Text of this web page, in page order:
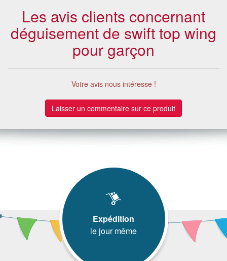
Les avis clients concernant
déguisement de swift top wing
pour garçon
Votre avis nous intéresse !
Laisser un commentaire sur ce produit
Expédition
le jour même